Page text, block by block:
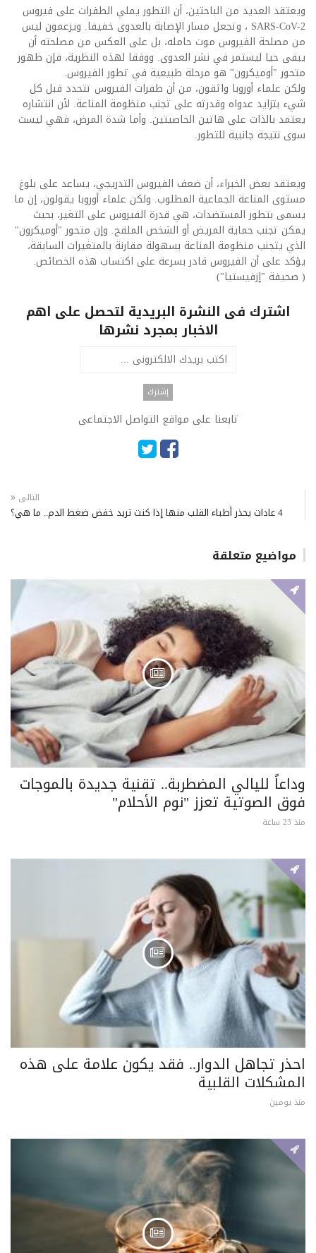
ويعتقد العديد من الباحثين، أن التطور يملي الطفرات على فيروس
SARS-CoV-2 ، وتجعل مسار الإصابة بالعدوى خفيفا. ويزعمون ليس
من مصلحة الفيروس موت حامله، بل على العكس من مصلحته أن
يبقى حيا ليستمر في نشر العدوى. ووفقا لهذه النظرية، فإن ظهور
متحور "أوميكرون" هو مرحلة طبيعية في تطور الفيروس.
ولكن علماء أوروبا واثقون، من أن طفرات الفيروس تتحدد قبل كل
شيء بتزايد عدواه وقدرته على تجنب منظومة المناعة. لأن انتشاره
يعتمد بالذات على هاتين الخاصيتين. وأما شدة المرض، فهي ليست
سوى نتيجة جانبية للتطور.
ويعتقد بعض الخبراء، أن ضعف الفيروس التدريجي، يساعد على بلوغ
مستوى المناعة الجماعية المطلوب. ولكن علماء أوروبا يقولون، إن ما
يسمى بتطور المستضدات، هي قدرة الفيروس على التغير، بحيث
يمكن تجنب حماية المريض أو الشخص الملقح. وإن متحور "أوميكرون"
الذي يتجنب منظومة المناعة بسهولة مقارنة بالمتغيرات السابقة،
يؤكد على أن الفيروس قادر بسرعة على اكتساب هذه الخصائص.
( صحيفة "إزفيستيا")
اشترك فى النشرة البريدية لتحصل على اهم
الاخبار بمجرد نشرها
تابعنا على مواقع التواصل الاجتماعى
التالى
4 عادات يحذر أطباء القلب منها إذا كنت تريد خفض ضغط الدم.. ما هي؟
مواضيع متعلقة
وداعاً لليالي المضطربة.. تقنية جديدة بالموجات
فوق الصوتية تعزز "نوم الأحلام"
منذ 23 ساعة
احذر تجاهل الدوار.. فقد يكون علامة على هذه
المشكلات القلبية
منذ يومين